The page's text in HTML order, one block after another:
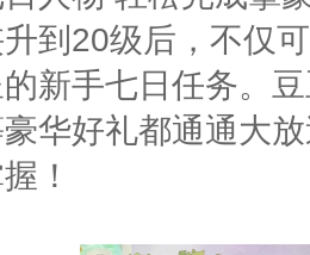
到20级后，不仅
新手七日任务。
华好礼都通通大
！